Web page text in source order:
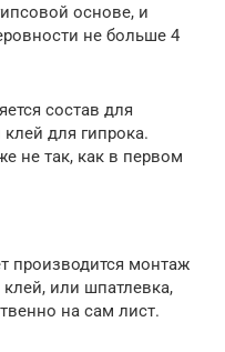
основе, и
не больше 4
состав для
для гипрока.
не так, как в первом
производится монтаж
клей, или шпатлевка,
на сам лист.